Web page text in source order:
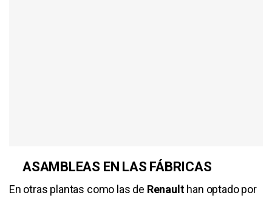
ASAMBLEAS EN LAS FÁBRICAS
En otras plantas como las de Renaulthan optado por